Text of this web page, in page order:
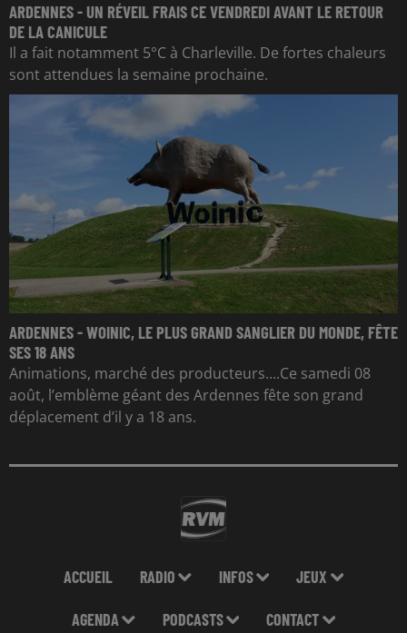
ARDENNES - UN RÉVEIL FRAIS CE VENDREDI AVANT LE RETOUR
DE LA CANICULE
Il a fait notamment 5°C à Charleville. De fortes chaleurs
sont attendues la semaine prochaine.
ARDENNES - WOINIC, LE PLUS GRAND SANGLIER DU MONDE, FÊTE
SES 18 ANS
Animations, marché des producteurs....Ce samedi 08
août, l’emblème géant des Ardennes fête son grand
déplacement d’il y a 18 ans.
ACCUEIL RADIO INFOS JEUX
AGENDA PODCASTS CONTACT